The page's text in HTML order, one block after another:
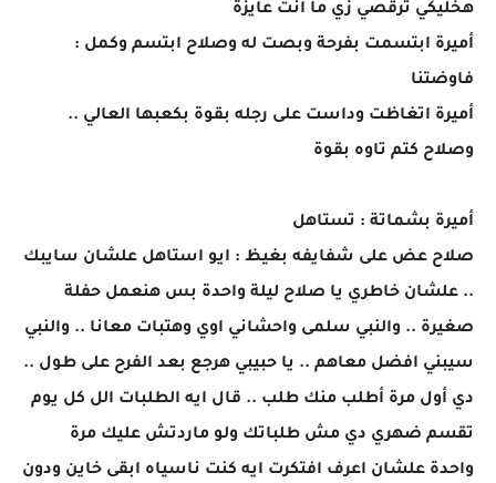
هخليكي ترقصي زي ما انت عايزة
أميرة ابتسمت بفرحة وبصت له وصلاح ابتسم وكمل :
فاوضتنا
أميرة اتغاظت وداست على رجله بقوة بكعبها العالي ..
وصلاح كتم تاوه بقوة
أميرة بشماتة : تستاهل
صلاح عض على شفايفه بغيظ : ايو استاهل علشان سايبك
.. علشان خاطري يا صلاح ليلة واحدة بس هنعمل حفلة
صغيرة .. والنبي سلمى واحشاني اوي وهتبات معانا .. والنبي
سيبني افضل معاهم .. يا حبيبي هرجع بعد الفرح على طول ..
دي أول مرة أطلب منك طلب .. قال ايه الطلبات الل كل يوم
تقسم ضهري دي مش طلباتك ولو ماردتش عليك مرة
واحدة علشان اعرف افتكرت ايه كنت ناسياه ابقى خاين ودون